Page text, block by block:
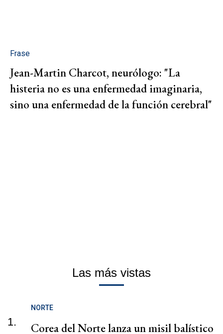
Frase
Jean-Martin Charcot, neurólogo: "La
histeria no es una enfermedad imaginaria,
sino una enfermedad de la función cerebral"
Las más vistas
1.
NORTE
Corea del Norte lanza un misil balístico